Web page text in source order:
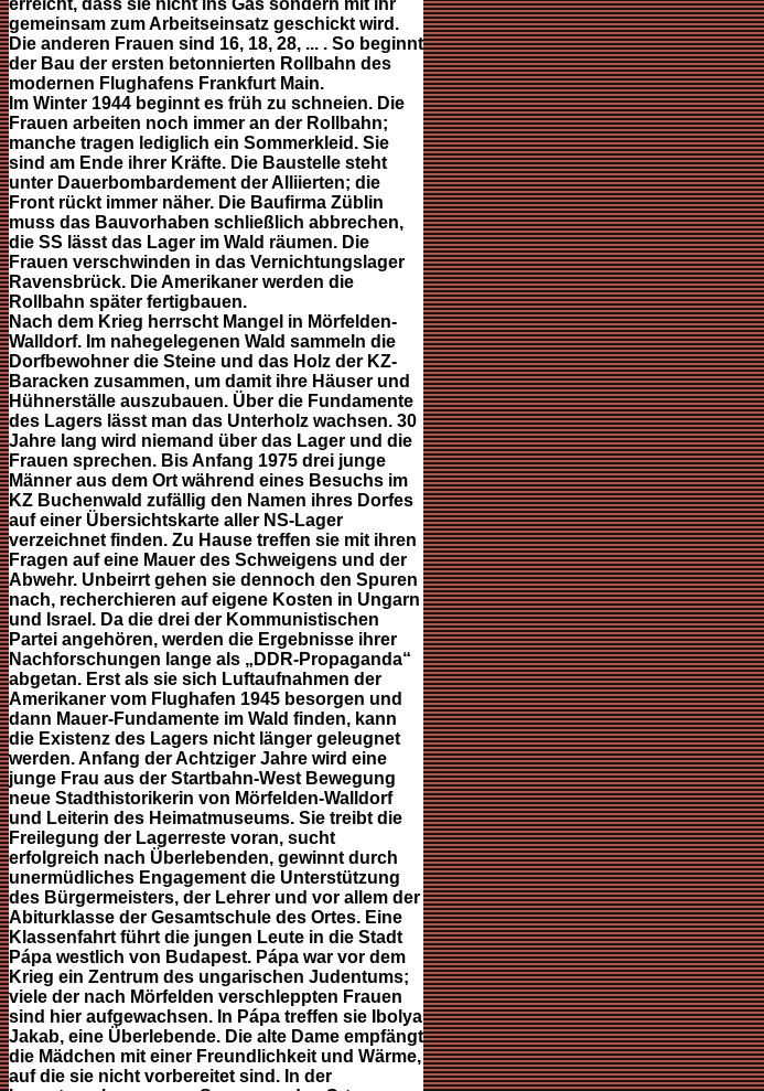
erreicht, dass sie nicht ins Gas sondern mit ihr
gemeinsam zum Arbeitseinsatz geschickt wird.
Die anderen Frauen sind 16, 18, 28, ... . So beginnt
der Bau der ersten betonnierten Rollbahn des
modernen Flughafens Frankfurt Main.
Im Winter 1944 beginnt es früh zu schneien. Die
Frauen arbeiten noch immer an der Rollbahn;
manche tragen lediglich ein Sommerkleid. Sie
sind am Ende ihrer Kräfte. Die Baustelle steht
unter Dauerbombardement der Alliierten; die
Front rückt immer näher. Die Baufirma Züblin
muss das Bauvorhaben schließlich abbrechen,
die SS lässt das Lager im Wald räumen. Die
Frauen verschwinden in das Vernichtungslager
Ravensbrück. Die Amerikaner werden die
Rollbahn später fertigbauen.
Nach dem Krieg herrscht Mangel in Mörfelden-
Walldorf. Im nahegelegenen Wald sammeln die
Dorfbewohner die Steine und das Holz der KZ-
Baracken zusammen, um damit ihre Häuser und
Hühnerställe auszubauen. Über die Fundamente
des Lagers lässt man das Unterholz wachsen. 30
Jahre lang wird niemand über das Lager und die
Frauen sprechen. Bis Anfang 1975 drei junge
Männer aus dem Ort während eines Besuchs im
KZ Buchenwald zufällig den Namen ihres Dorfes
auf einer Übersichtskarte aller NS-Lager
verzeichnet finden. Zu Hause treffen sie mit ihren
Fragen auf eine Mauer des Schweigens und der
Abwehr. Unbeirrt gehen sie dennoch den Spuren
nach, recherchieren auf eigene Kosten in Ungarn
und Israel. Da die drei der Kommunistischen
Partei angehören, werden die Ergebnisse ihrer
Nachforschungen lange als „DDR-Propaganda“
abgetan. Erst als sie sich Luftaufnahmen der
Amerikaner vom Flughafen 1945 besorgen und
dann Mauer-Fundamente im Wald finden, kann
die Existenz des Lagers nicht länger geleugnet
werden. Anfang der Achtziger Jahre wird eine
junge Frau aus der Startbahn-West Bewegung
neue Stadthistorikerin von Mörfelden-Walldorf
und Leiterin des Heimatmuseums. Sie treibt die
Freilegung der Lagerreste voran, sucht
erfolgreich nach Überlebenden, gewinnt durch
unermüdliches Engagement die Unterstützung
des Bürgermeisters, der Lehrer und vor allem der
Abiturklasse der Gesamtschule des Ortes. Eine
Klassenfahrt führt die jungen Leute in die Stadt
Pápa westlich von Budapest. Pápa war vor dem
Krieg ein Zentrum des ungarischen Judentums;
viele der nach Mörfelden verschleppten Frauen
sind hier aufgewachsen. In Pápa treffen sie Ibolya
Jakab, eine Überlebende. Die alte Dame empfängt
die Mädchen mit einer Freundlichkeit und Wärme,
auf die sie nicht vorbereitet sind. In der